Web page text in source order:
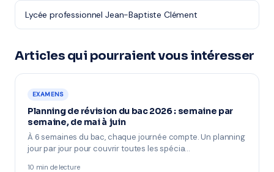
Lycée professionnel Jean-Baptiste Clément
Articles qui pourraient vous intéresser
EXAMENS
Planning de révision du bac 2026 : semaine par
semaine, de mai à juin
À 6 semaines du bac, chaque journée compte. Un planning
jour par jour pour couvrir toutes les spécia…
10 min de lecture